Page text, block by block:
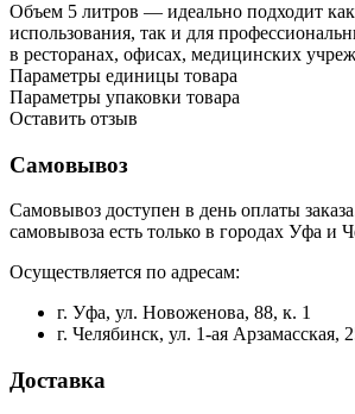
Объем 5 литров — идеально подходит
использования, так и для
в ресторанах, офисах, медицинских
Параметры единицы товара
Параметры упаковки товара
Оставить отзыв
Самовывоз
Самовывоз доступен в день оплаты
самовывоза есть только в городах Уфа и
Осуществляется по адресам:
г. Уфа, ул. Новоженова, 88, к. 1
г. Челябинск, ул. 1-ая Арзамасская,
Доставка